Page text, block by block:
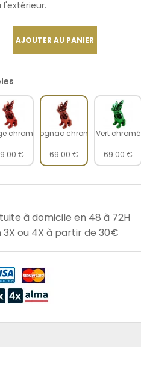
l'extérieur.
AJOUTER AU PANIER
chromè
€
Cognac chromé
69.00 €
Vert chromé
69.00 €
à domicile en 48 à 72H
ou 4X à partir de 30€